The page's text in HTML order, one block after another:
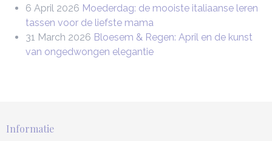
6 April 2026 Moederdag: de mooiste italiaanse leren
tassen voor de liefste mama
31 March 2026 Bloesem & Regen: April en de kunst
van ongedwongen elegantie
Informatie